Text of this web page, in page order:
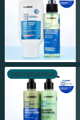
распродажа